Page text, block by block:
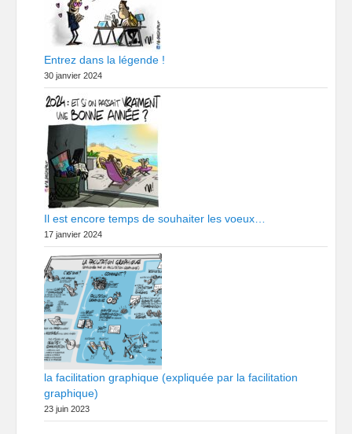
Entrez dans la légende !
30 janvier 2024
Il est encore temps de souhaiter les voeux…
17 janvier 2024
la facilitation graphique (expliquée par la facilitation
graphique)
23 juin 2023